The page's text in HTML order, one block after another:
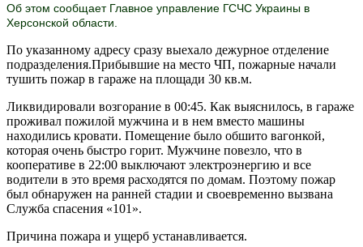
Об этом сообщает Главное управление ГСЧС Украины в
Херсонской области.
По указанному адресу сразу выехало дежурное отделение
подразделения.Прибывшие на место ЧП, пожарные начали
тушить пожар в гараже на площади 30 кв.м.
Ликвидировали возгорание в 00:45. Как выяснилось, в гараже
проживал пожилой мужчина и в нем вместо машины
находились кровати. Помещение было обшито вагонкой,
которая очень быстро горит. Мужчине повезло, что в
кооперативе в 22:00 выключают электроэнергию и все
водители в это время расходятся по домам. Поэтому пожар
был обнаружен на ранней стадии и своевременно вызвана
Служба спасения «101».
Причина пожара и ущерб устанавливается.